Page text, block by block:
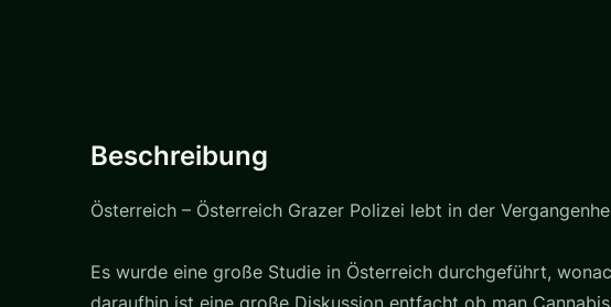
Beschreibung
Österreich – Österreich Grazer Polizei lebt in der
Es wurde eine große Studie in Österreich durchgeführt,
daraufhin ist eine große Diskussion entfacht ob man